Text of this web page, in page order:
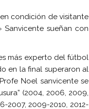
condición de visitante
Sanvicente sueñan con
más experto del fútbol
en la final superaron al
Noel sanvicente se
(2004, 2006, 2009,
2007, 2009-2010, 2012-